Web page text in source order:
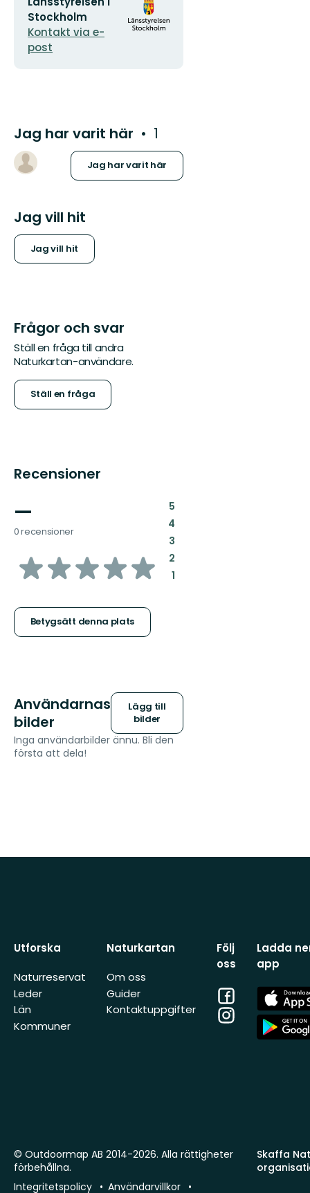
postadress
Stockholm
Kontakt via e-
post
logotyp
Jag har varit här 1
Jag har varit här
Jag vill hit
Jag vill hit
Frågor och svar
Ställ en fråga till andra
Naturkartan-användare.
Ställ en fråga
Recensioner
—
0 recensioner
av
stjärnor
Betygsätt denna plats
5:
4:
3:
2:
1:
Användarnas
bilder
Lägg till
bilder
Inga användarbilder ännu. Bli den
första att dela!
Utforska
Naturreservat
Leder
Län
Kommuner
Naturkartan
Om oss
Guider
Kontaktuppgifter
Följ
oss
Facebook
Instagram
Ladda
app
App
Store
App
Store
Skaffa
© Outdoormap AB 2014-2026. Alla rättigheter
förbehållna.
Integritetspolicy
Användarvillkor